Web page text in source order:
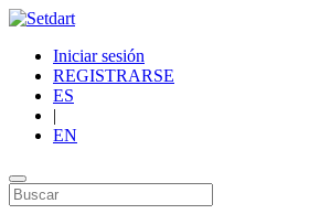
Iniciar sesión
REGISTRARSE
ES
|
EN